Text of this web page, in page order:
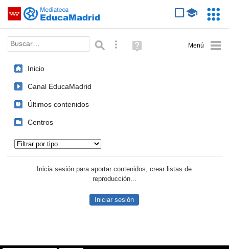
Saltar navegación
Palabra o frase: Búsqueda avanzada
Ayuda
(en
Inicio
Canal EducaMadrid
Últimos contenidos
Centros
Inicia sesión para aportar contenidos, crear listas de
reproducción...
Iniciar sesión